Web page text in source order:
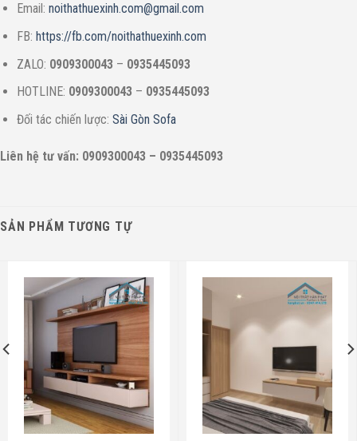
Email: noithathuexinh.com@gmail.com
FB: https://fb.com/noithathuexinh.com
ZALO: 0909300043 – 0935445093
HOTLINE: 0909300043 – 0935445093
Đối tác chiến lược: Sài Gòn Sofa
Liên hệ tư vấn: 0909300043 – 0935445093
SẢN PHẨM TƯƠNG TỰ